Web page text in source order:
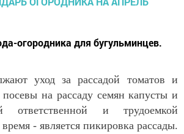
огородника для бугульминцев.
уход за рассадой томатов и
посевы на рассаду семян капусты и
ответственной и трудоемкой
- является пикировка рассады.